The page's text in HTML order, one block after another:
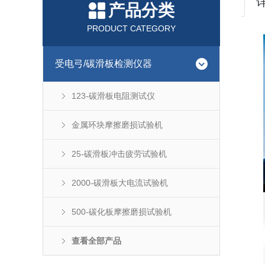
产品分类
PRODUCT CATEGORY
受电弓/碳滑板检测仪器
123-碳滑板电阻测试仪
金属环块摩擦磨损试验机
25-碳滑板冲击疲劳试验机
2000-碳滑板大电流试验机
500-碳化板摩擦磨损试验机
查看全部产品